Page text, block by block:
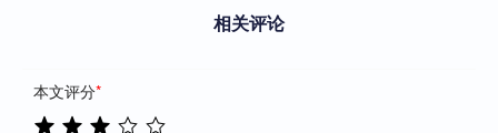
相关评论
本文评分*